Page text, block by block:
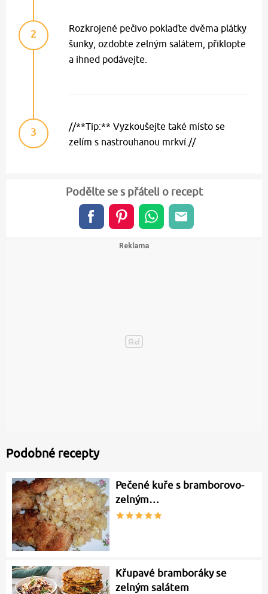
2
Rozkrojené pečivo poklaďte dvěma plátky
šunky, ozdobte zelným salátem, přiklopte
a ihned podávejte.
3
//**Tip:** Vyzkoušejte také místo se
zelím s nastrouhanou mrkví.//
Podělte se s přáteli o recept
Podobné recepty
Pečené kuře s bramborovo-
zelným…
Křupavé bramboráky se
zelným salátem